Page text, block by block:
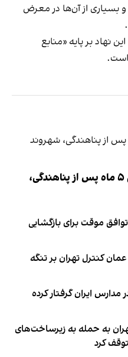
بسیاری از آن‌ها در معرض
نهاد بر پایه «منابع
دو فوتبالیست زن ایرانی ۵ ماه پس از پناهندگی،
موقت برای بازگشایی
کنترل تهران بر تنگه
مدارس ایران گرفتار کرده
به حمله به زیرساخت‌های
کرد